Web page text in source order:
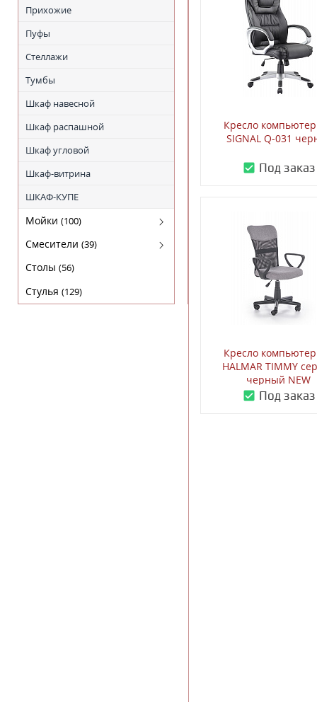
ЭКОШПОН СЕРИЯ "L"
ЭКОШПОН Серия "S"
ЭКОШПОН СЕРИЯ "v"
ЭКОШПОН СЕРИЯ "К"
Эмаль "WINTER"
Эмаль "Авалон"
Эмаль "Астория"
Эмаль "Барокко"
Эмаль "Верона"
Эмаль "Вивальди"
Эмаль "Граффити"
Эмаль "Микси"
Эмаль "НЕО"
Прихожие
Пуфы
Стеллажи
Тумбы
Шкаф навесной
Шкаф распашной
Шкаф угловой
Шкаф-витрина
ШКАФ-КУПЕ
Мойки (100)
Гранитные
Нержавейка
Смесители (39)
Для кухни
Столы (56)
Стулья (129)
Кресло
SIGNAL Q-031
Под заказ
Кресло
HALMAR TIMMY
черный NEW
Под заказ